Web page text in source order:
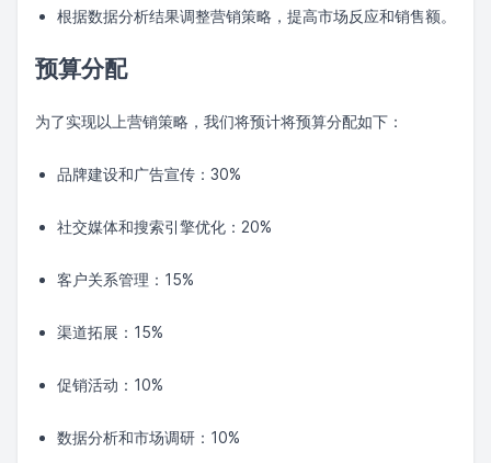
根据数据分析结果调整营销策略，提高市场反应和销售额。
预算分配
为了实现以上营销策略，我们将预计将预算分配如下：
品牌建设和广告宣传：30%
社交媒体和搜索引擎优化：20%
客户关系管理：15%
渠道拓展：15%
促销活动：10%
数据分析和市场调研：10%